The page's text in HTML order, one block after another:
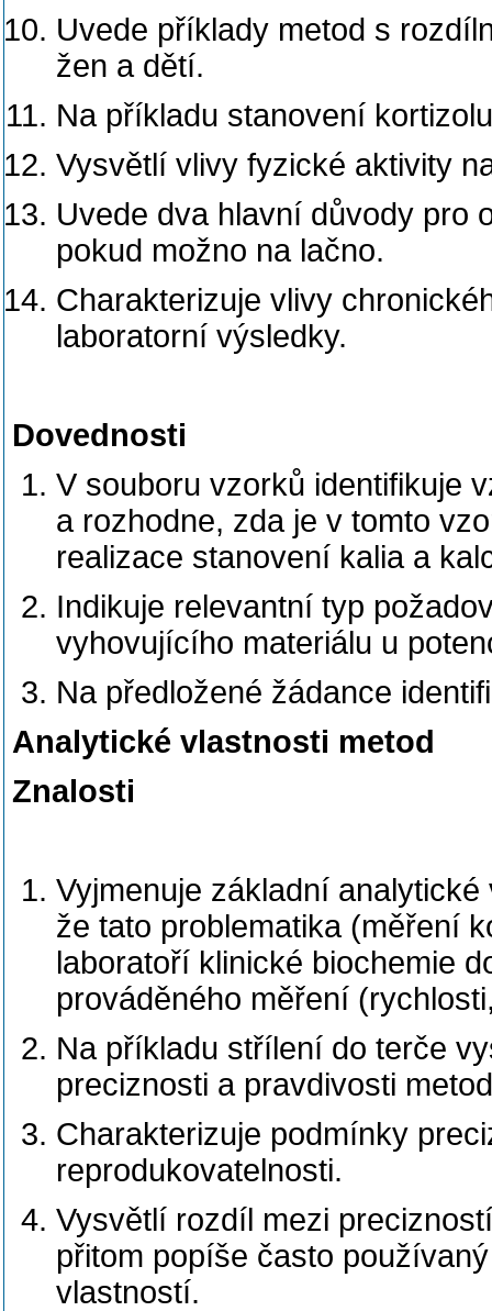
Uvede příklady metod s
žen a dětí.
Na příkladu stanovení
Vysvětlí vlivy fyzické aktivity
Uvede dva hlavní důvody pro
pokud možno na lačno.
Charakterizuje vlivy
laboratorní výsledky.
Dovednosti
V souboru vzorků identifikuje
a rozhodne, zda je v tomto
realizace stanovení kalia a
Indikuje relevantní typ
vyhovujícího materiálu u
Na předložené žádance
Analytické vlastnosti metod
Znalosti
Vyjmenuje základní
že tato problematika (měření
laboratoří klinické biochemie
prováděného měření
Na příkladu střílení do terče
preciznosti a pravdivosti
Charakterizuje podmínky
reprodukovatelnosti.
Vysvětlí rozdíl mezi
přitom popíše často
vlastností.